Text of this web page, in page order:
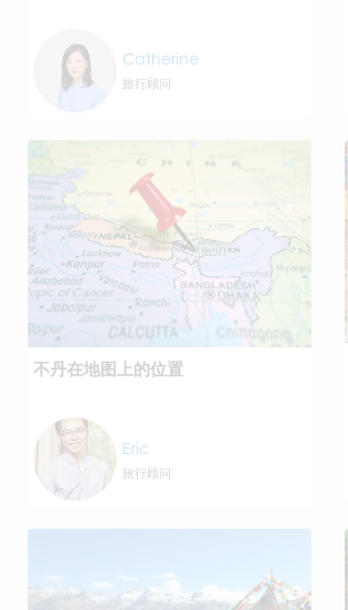
Catherine
旅行顾问
不丹在地图上的位置
Eric
旅行顾问